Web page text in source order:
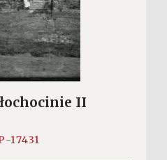
II
17431